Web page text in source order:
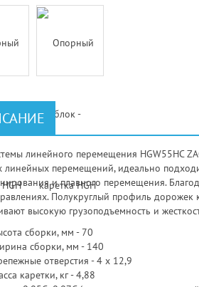
линейного перемещения HGW55HC
линейных перемещений, идеально
и плавного перемещения.
Полукруглый профиль
высокую грузоподъемность и
сборки, мм - 70
сборки, мм - 140
отверстия - 4 х 12,9
каретки, кг - 4,88